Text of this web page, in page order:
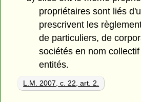
propriétaires sont liés
prescrivent les
de particuliers, de
sociétés en nom
entités.
L.M. 2007, c. 22, art. 2.